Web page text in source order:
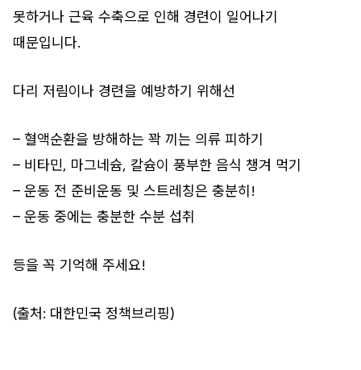
못하거나 근육 수축으로 인해 경련이 일어나기
때문입니다.
다리 저림이나 경련을 예방하기 위해선
– 혈액순환을 방해하는 꽉 끼는 의류 피하기
– 비타민, 마그네슘, 칼슘이 풍부한 음식 챙겨 먹기
– 운동 전 준비운동 및 스트레칭은 충분히!
– 운동 중에는 충분한 수분 섭취
등을 꼭 기억해 주세요!
(출처: 대한민국 정책브리핑)